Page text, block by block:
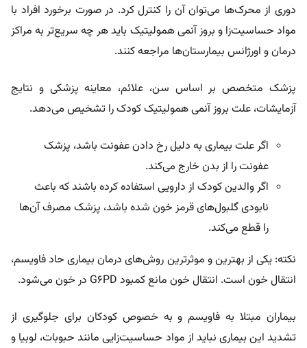
دوری از محرک‌ها می‌توان آن را کنترل کرد. در صورت برخورد افراد با
مواد حساسیت‌زا و بروز آنمی همولیتیک باید هر چه سریع‌تر به مراکز
درمان و اورژانس بیمارستان‌ها مراجعه کنند.
پزشک متخصص بر اساس سن، علائم، معاینه پزشکی و نتایج
آزمایشات، علت بروز آنمی همولیتیک کودک را تشخیص می‌دهد.
اگر علت بیماری به‌ دلیل رخ دادن عفونت باشد، پزشک
عفونت را از بدن خارج می‌کند.
اگر والدین کودک از دارویی استفاده کرده باشند که باعث
نابودی گلبول‌های قرمز خون شده باشد، پزشک مصرف آن‌ها
را قطع می‌کند.
نکته: یکی از بهترین و موثرترین روش‌های درمان بیماری حاد فاویسم،
انتقال خون است. انتقال خون مانع کمبود G6PD در خون می‌شود.
بیماران مبتلا به فاویسم و به خصوص کودکان برای جلوگیری از
تشدید این بیماری نباید از مواد حساسیت‌زایی مانند حبوبات، لوبیا و